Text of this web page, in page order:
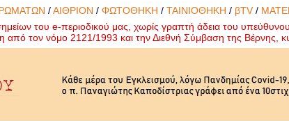
/ΑΙΘΡΙΟΝ /ΦΩΤΟΘΗΚΗ /ΤΑΙΝΙΟΘΗΚΗ / βTV /
του e-περιοδικού μας, χωρίς γραπτή άδεια του
από τον νόμο 2121/1993 και την Διεθνή Σύμβαση της Βέρνης,